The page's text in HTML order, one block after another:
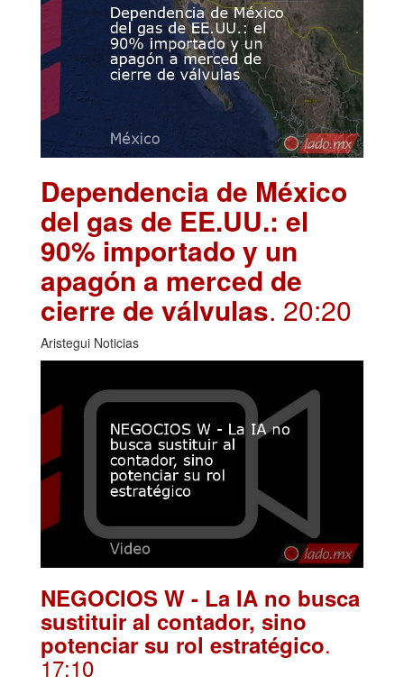
Dependencia de México
del gas de EE.UU.: el
90% importado y un
apagón a merced de
cierre de válvulas. 20:20
Aristegui Noticias
NEGOCIOS W - La IA no busca
sustituir al contador, sino
potenciar su rol estratégico.
17:10